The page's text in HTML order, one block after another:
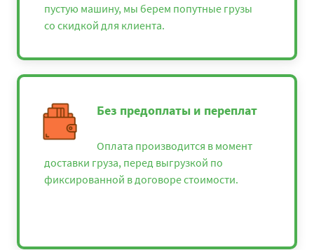
пустую машину, мы берем попутные грузы
со скидкой для клиента.
Без предоплаты и переплат
Оплата производится в момент
доставки груза, перед выгрузкой по
фиксированной в договоре стоимости.